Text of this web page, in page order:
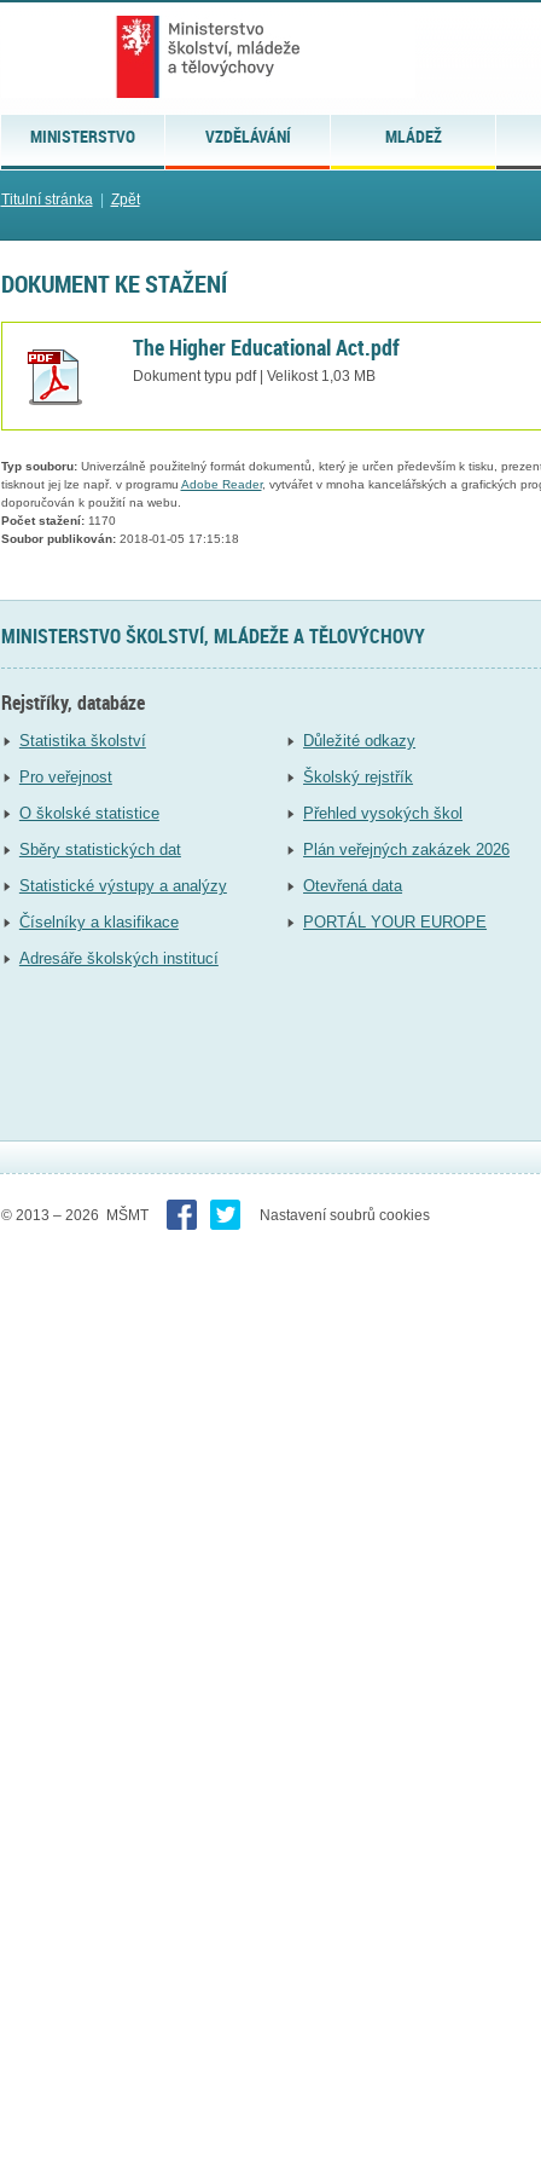
MINISTERSTVO VZDĚLÁVÁNÍ MLÁDEŽ
Titulní stránka| Zpět
DOKUMENT KE STAŽENÍ
The Higher Educational Act.pdf
Dokument typu pdf | Velikost 1,03 MB
Typ souboru:Univerzálně použitelný formát dokumentů, který je určen především k tisku,
tisknout jej lze např. v programu Adobe Reader, vytvářet v mnoha kancelářských a grafických
doporučován k použití na webu.
Počet stažení:1170
Soubor publikován:2018-01-05 17:15:18
MINISTERSTVO ŠKOLSTVÍ, MLÁDEŽE A TĚLOVÝCHOVY
Rejstříky, databáze
Statistika školství
Pro veřejnost
O školské statistice
Sběry statistických dat
Statistické výstupy a analýzy
Číselníky a klasifikace
Adresáře školských institucí
Důležité odkazy
Školský rejstřík
Přehled vysokých škol
Plán veřejných zakázek 2026
Otevřená data
PORTÁL YOUR EUROPE
© 2013 – 2026 MŠMT Nastavení soubrů cookies